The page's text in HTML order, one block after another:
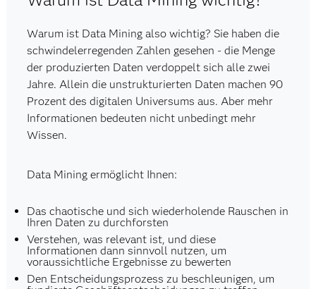
Warum ist Data Mining also wichtig? Sie haben die
schwindelerregenden Zahlen gesehen - die Menge
der produzierten Daten verdoppelt sich alle zwei
Jahre. Allein die unstrukturierten Daten machen 90
Prozent des digitalen Universums aus. Aber mehr
Informationen bedeuten nicht unbedingt mehr
Wissen.
Data Mining ermöglicht Ihnen:
Das chaotische und sich wiederholende Rauschen in
Ihren Daten zu durchforsten
Verstehen, was relevant ist, und diese
Informationen dann sinnvoll nutzen, um
voraussichtliche Ergebnisse zu bewerten
Den Entscheidungsprozess zu beschleunigen, um